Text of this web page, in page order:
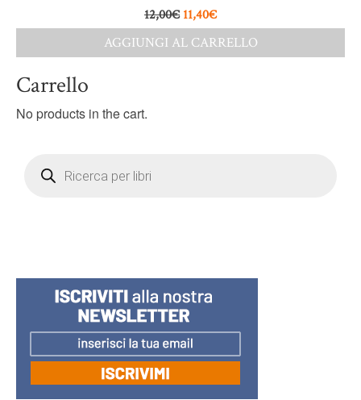
12,00€ 11,40€
AGGIUNGI AL CARRELLO
Carrello
No products in the cart.
search